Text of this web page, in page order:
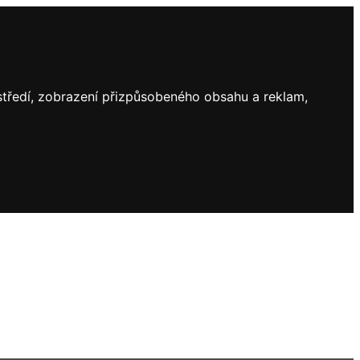
zobrazení přizpůsobeného obsahu a reklam,